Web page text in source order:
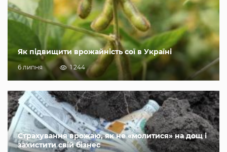
Як підвищити врожайність сої в Україні
6 липня 1 244
Страхування врожаю, як не «молитися» на дощ і
захистити свій бізнес